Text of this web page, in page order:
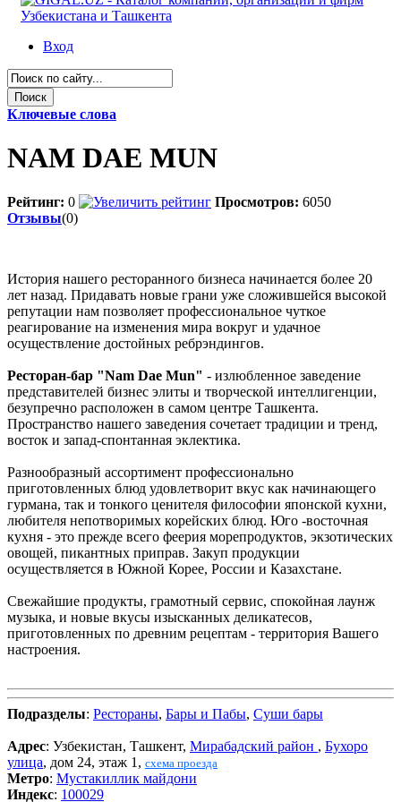
Вход
Ключевые слова
NAM DAE MUN
Рейтинг: 0 Просмотров: 6050
Отзывы(0)
История нашего ресторанного бизнеса начинается более 20
лет назад. Придавать новые грани уже сложившейся высокой
репутации нам позволяет профессиональное чуткое
реагирование на изменения мира вокруг и удачное
осуществление достойных ребрэндингов.
Ресторан-бар "Nam Dae Mun" - излюбленное заведение
представителей бизнес элиты и творческой интеллигенции,
безупречно расположен в самом центре Ташкента.
Пространство нашего заведения сочетает традиции и тренд,
восток и запад-спонтанная эклектика.
Разнообразный ассортимент профессионально
приготовленных блюд удовлетворит вкус как начинающего
гурмана, так и тонкого ценителя философии японской кухни,
любителя непотворимых корейских блюд. Юго -восточная
кухня - это прежде всего феерия морепродуктов, экзотических
овощей, пикантных приправ. Закуп продукции
осуществляется в Южной Корее, России и Казахстане.
Свежайшие продукты, грамотный сервис, спокойная лаунж
музыка, и новые вкусы изысканных деликатесов,
приготовленных по древним рецептам - территория Вашего
настроения.
Подразделы: Рестораны, Бары и Пабы, Суши бары
Адрес: Узбекистан, Ташкент, Мирабадский район , Бухоро
улица, дом 24, этаж 1, схема проезда
Метро: Мустакиллик майдони
Индекс: 100029